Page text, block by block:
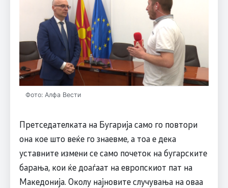
Фото: Алфа Вести
Претседателката на Бугарија само го повтори
она кое што веќе го знаевме, а тоа е дека
уставните измени се само почеток на бугарските
барања, кои ќе доаѓаат на европскиот пат на
Македонија. Околу најновите случувања на оваа